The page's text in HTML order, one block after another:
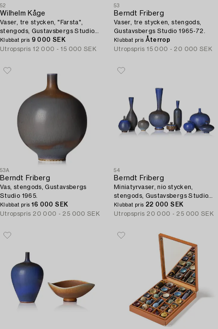
52
Wilhelm Kåge
Vaser, tre stycken, "Farsta",
stengods, Gustavsbergs Studio
1956-60.
Klubbat pris 9 000 SEK
Utropspris 12 000 - 15 000 SEK
53
Berndt Friberg
Vaser, tre stycken, stengods,
Gustavsbergs Studio 1965-72.
Klubbat pris Återrop
Utropspris 15 000 - 20 000 SEK
53A
Berndt Friberg
Vas, stengods, Gustavsbergs
Studio 1965.
Klubbat pris 16 000 SEK
Utropspris 20 000 - 25 000 SEK
54
Berndt Friberg
Miniatyrvaser, nio stycken,
stengods, Gustavsbergs Studio
1967-71.
Klubbat pris 22 000 SEK
Utropspris 20 000 - 25 000 SEK